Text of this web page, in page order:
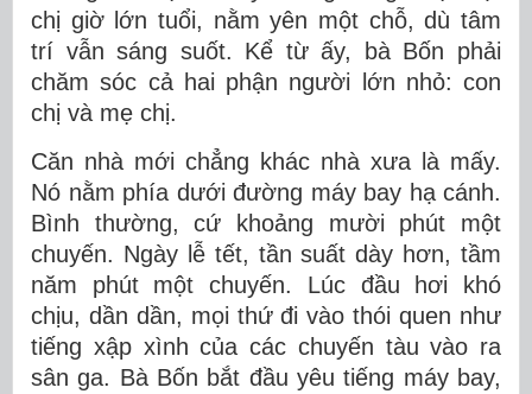
chị giờ lớn tuổi, nằm yên một chỗ, dù tâm
trí vẫn sáng suốt. Kể từ ấy, bà Bốn phải
chăm sóc cả hai phận người lớn nhỏ: con
chị và mẹ chị.
Căn nhà mới chẳng khác nhà xưa là mấy.
Nó nằm phía dưới đường máy bay hạ cánh.
Bình thường, cứ khoảng mười phút một
chuyến. Ngày lễ tết, tần suất dày hơn, tầm
năm phút một chuyến. Lúc đầu hơi khó
chịu, dần dần, mọi thứ đi vào thói quen như
tiếng xập xình của các chuyến tàu vào ra
sân ga. Bà Bốn bắt đầu yêu tiếng máy bay,